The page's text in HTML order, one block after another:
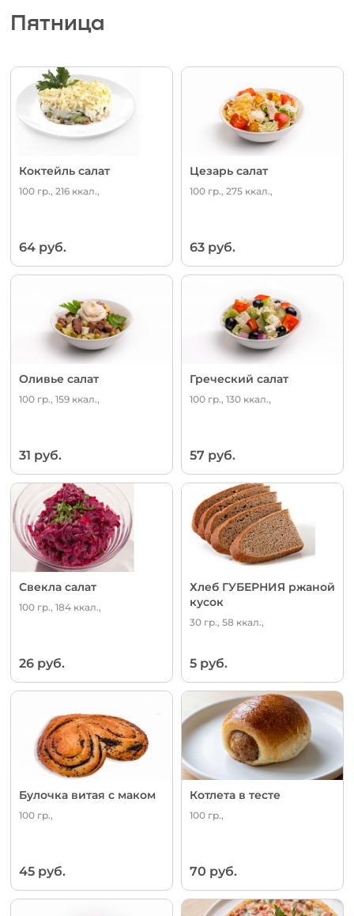
Пятница
Коктейль салат
100 гр., 216 ккал.,
64 руб.
Цезарь салат
100 гр., 275 ккал.,
63 руб.
Оливье салат
100 гр., 159 ккал.,
31 руб.
Греческий салат
100 гр., 130 ккал.,
57 руб.
Свекла салат
100 гр., 184 ккал.,
26 руб.
Хлеб ГУБЕРНИЯ ржаной
кусок
30 гр., 58 ккал.,
5 руб.
Булочка витая с маком
100 гр.,
45 руб.
Котлета в тесте
100 гр.,
70 руб.